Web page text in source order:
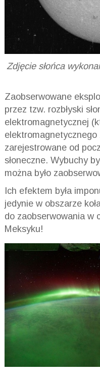
Zdjęcie słońca
Zaobserwowane
przez tzw. rozbłyski
elektromagnetycznej
elektromagnetycznego
zarejestrowane od
słoneczne. Wybuchy
można było
Ich efektem była
jedynie w obszarze
do zaobserwowania w
Meksyku!